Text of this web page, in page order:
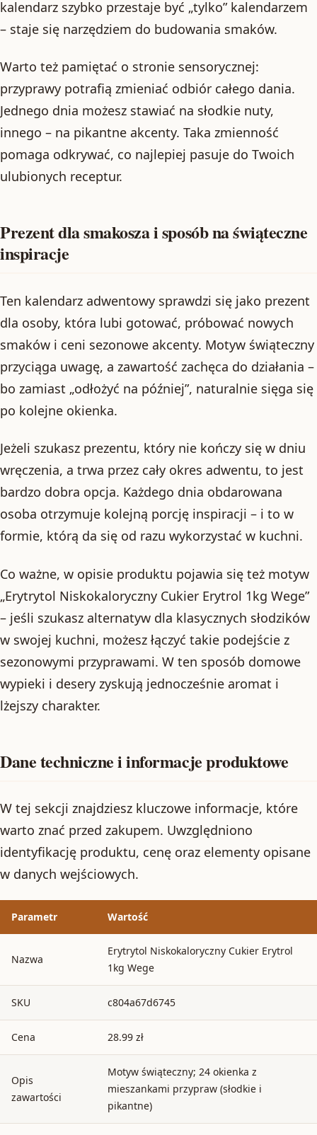
kalendarz szybko przestaje być „tylko” kalendarzem
– staje się narzędziem do budowania smaków.
Warto też pamiętać o stronie sensorycznej:
przyprawy potrafią zmieniać odbiór całego dania.
Jednego dnia możesz stawiać na słodkie nuty,
innego – na pikantne akcenty. Taka zmienność
pomaga odkrywać, co najlepiej pasuje do Twoich
ulubionych receptur.
Prezent dla smakosza i sposób na świąteczne
inspiracje
Ten kalendarz adwentowy sprawdzi się jako prezent
dla osoby, która lubi gotować, próbować nowych
smaków i ceni sezonowe akcenty. Motyw świąteczny
przyciąga uwagę, a zawartość zachęca do działania –
bo zamiast „odłożyć na później”, naturalnie sięga się
po kolejne okienka.
Jeżeli szukasz prezentu, który nie kończy się w dniu
wręczenia, a trwa przez cały okres adwentu, to jest
bardzo dobra opcja. Każdego dnia obdarowana
osoba otrzymuje kolejną porcję inspiracji – i to w
formie, którą da się od razu wykorzystać w kuchni.
Co ważne, w opisie produktu pojawia się też motyw
„Erytrytol Niskokaloryczny Cukier Erytrol 1kg Wege”
– jeśli szukasz alternatyw dla klasycznych słodzików
w swojej kuchni, możesz łączyć takie podejście z
sezonowymi przyprawami. W ten sposób domowe
wypieki i desery zyskują jednocześnie aromat i
lżejszy charakter.
Dane techniczne i informacje produktowe
W tej sekcji znajdziesz kluczowe informacje, które
warto znać przed zakupem. Uwzględniono
identyfikację produktu, cenę oraz elementy opisane
w danych wejściowych.
Parametr Wartość
Nazwa
Erytrytol Niskokaloryczny Cukier Erytrol
1kg Wege
SKU c804a67d6745
Cena 28.99 zł
Opis
zawartości
Motyw świąteczny; 24 okienka z
mieszankami przypraw (słodkie i
pikantne)